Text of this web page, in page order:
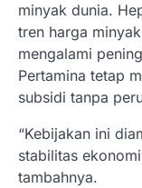
minyak dunia.
tren harga
mengalami
Pertamina tetap
subsidi tanpa
“Kebijakan ini
stabilitas
tambahnya.